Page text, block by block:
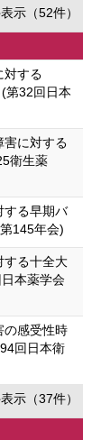
示（52件）
対する
第32回日本
害に対する
衛生薬
する早期バ
145年会)
する十全大
本薬学会
の感受性時
回日本衛
示（37件）